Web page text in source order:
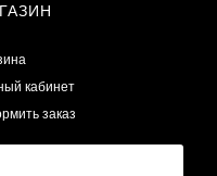
кабинет
заказ